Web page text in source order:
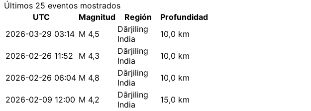
Últimos 25 eventos mostrados
UTC
Magnitud Región
Profundidad
2026-03-29 03:14 M 4,5
Dārjiling
India
10,0 km
2026-02-26 11:52 M 4,3
Dārjiling
India
10,0 km
2026-02-26 06:04 M 4,8
Dārjiling
India
10,0 km
2026-02-09 12:00 M 4,2
Dārjiling
India
15,0 km